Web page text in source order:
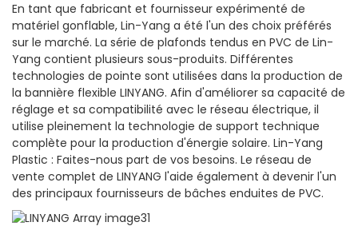
En tant que fabricant et fournisseur expérimenté de
matériel gonflable, Lin-Yang a été l'un des choix préférés
sur le marché. La série de plafonds tendus en PVC de Lin-
Yang contient plusieurs sous-produits. Différentes
technologies de pointe sont utilisées dans la production de
la bannière flexible LINYANG. Afin d'améliorer sa capacité de
réglage et sa compatibilité avec le réseau électrique, il
utilise pleinement la technologie de support technique
complète pour la production d'énergie solaire. Lin-Yang
Plastic : Faites-nous part de vos besoins. Le réseau de
vente complet de LINYANG l'aide également à devenir l'un
des principaux fournisseurs de bâches enduites de PVC.